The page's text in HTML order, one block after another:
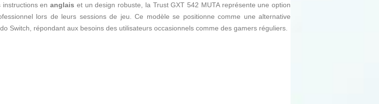
en anglais et un design robuste, la Trust GXT 542 MUTA représente une option
lors de leurs sessions de jeu. Ce modèle se positionne comme une alternative
Switch, répondant aux besoins des utilisateurs occasionnels comme des gamers réguliers.